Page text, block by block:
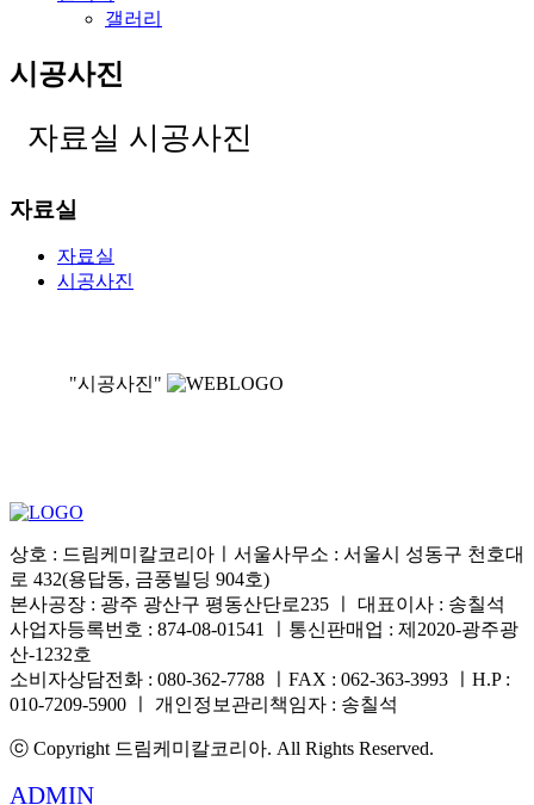
갤러리
시공사진
자료실 시공사진
자료실
자료실
시공사진
"시공사진"
상호 : 드림케미칼코리아ㅣ서울사무소 : 서울시 성동구 천호대
로 432(용답동, 금풍빌딩 904호)
본사공장 : 광주 광산구 평동산단로235 ㅣ 대표이사 : 송칠석
사업자등록번호 : 874-08-01541 ㅣ통신판매업 : 제2020-광주광
산-1232호
소비자상담전화 : 080-362-7788 ㅣFAX : 062-363-3993 ㅣH.P :
010-7209-5900 ㅣ 개인정보관리책임자 : 송칠석
ⓒ Copyright 드림케미칼코리아. All Rights Reserved.
ADMIN